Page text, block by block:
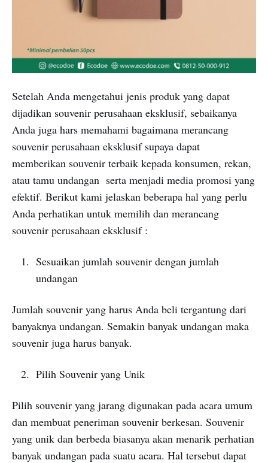
Setelah Anda mengetahui jenis produk yang dapat
dijadikan souvenir perusahaan eksklusif, sebaikanya
Anda juga hars memahami bagaimana merancang
souvenir perusahaan eksklusif supaya dapat
memberikan souvenir terbaik kepada konsumen, rekan,
atau tamu undangan serta menjadi media promosi yang
efektif. Berikut kami jelaskan beberapa hal yang perlu
Anda perhatikan untuk memilih dan merancang
souvenir perusahaan eksklusif :
Sesuaikan jumlah souvenir dengan jumlah
undangan
Jumlah souvenir yang harus Anda beli tergantung dari
banyaknya undangan. Semakin banyak undangan maka
souvenir juga harus banyak.
Pilih Souvenir yang Unik
Pilih souvenir yang jarang digunakan pada acara umum
dan membuat peneriman souvenir berkesan. Souvenir
yang unik dan berbeda biasanya akan menarik perhatian
banyak undangan pada suatu acara. Hal tersebut dapat